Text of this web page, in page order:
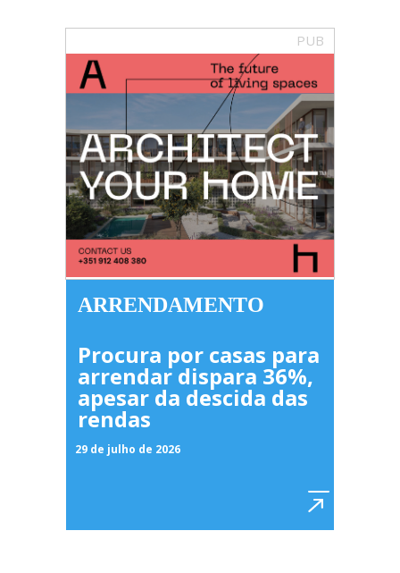
PUB
ARRENDAMENTO
Procura por casas para
arrendar dispara 36%,
apesar da descida das
rendas
29 de julho de 2026